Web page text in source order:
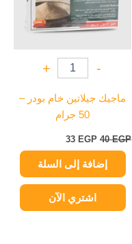
-
+
ماجيك جيلاتين خام بودر –
50 جرام
40EGP
33 EGP
إضافة إلى السلة
اشتري الآن